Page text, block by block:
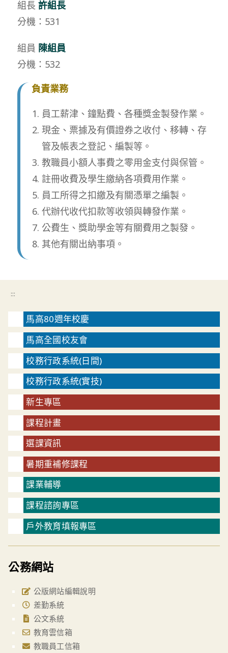
組長 許組長
分機：531
組員 陳組員
分機：532
負責業務
員工薪津、鐘點費、各種獎金製發作業。
現金、票據及有價證券之收付、移轉、存
管及帳表之登記、編製等。
教職員小額人事費之零用金支付與保管。
註冊收費及學生繳納各項費用作業。
員工所得之扣繳及有關憑單之編製。
代辦代收代扣款等收領與轉發作業。
公費生、獎助學金等有關費用之製發。
其他有關出納事項。
:::
馬高80週年校慶
馬高全國校友會
校務行政系統(日間)
校務行政系統(實技)
新生專區
課程計畫
選課資訊
暑期重補修課程
課業輔導
課程諮詢專區
戶外教育填報專區
公務網站
公版網站編輯說明
差勤系統
公文系統
教育雲信箱
教職員工信箱